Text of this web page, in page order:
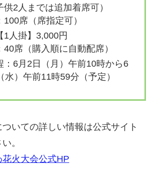
供2人までは追加着席可）
100席（席指定可）
1人掛】3,000円
40席（購入順に自動配席）
：6月2日（月）午前10時から6
水）午前11時59分（予定）
いての詳しい情報は公式サイト
。
火大会公式HP